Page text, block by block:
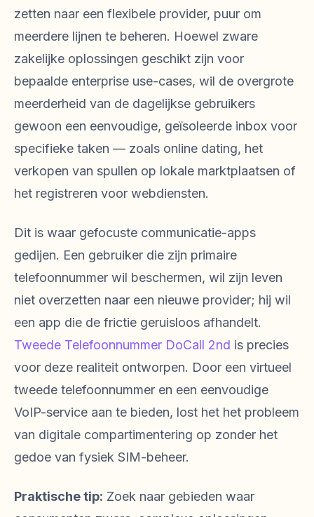
zetten naar een flexibele provider, puur om
meerdere lijnen te beheren. Hoewel zware
zakelijke oplossingen geschikt zijn voor
bepaalde enterprise use-cases, wil de overgrote
meerderheid van de dagelijkse gebruikers
gewoon een eenvoudige, geïsoleerde inbox voor
specifieke taken — zoals online dating, het
verkopen van spullen op lokale marktplaatsen of
het registreren voor webdiensten.
Dit is waar gefocuste communicatie-apps
gedijen. Een gebruiker die zijn primaire
telefoonnummer wil beschermen, wil zijn leven
niet overzetten naar een nieuwe provider; hij wil
een app die de frictie geruisloos afhandelt.
Tweede Telefoonnummer DoCall 2nd is precies
voor deze realiteit ontworpen. Door een virtueel
tweede telefoonnummer en een eenvoudige
VoIP-service aan te bieden, lost het het probleem
van digitale compartimentering op zonder het
gedoe van fysiek SIM-beheer.
Praktische tip: Zoek naar gebieden waar